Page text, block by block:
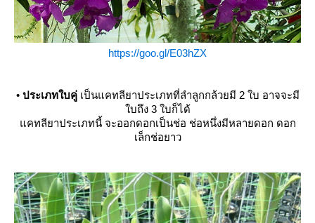
https://goo.gl/E03hZX
• ประเภทใบคู่เป็นแคทลียาประเภทที่ลำลูกกล้วยมี 2 ใบ อาจจะมี
บถึง 3 ใบก็ได้
คทลียาประเภทนี้ จะออกดอกเป็นช่อ ช่อหนึ่งมีหลายดอก ดอก
เล็กช่อยาว